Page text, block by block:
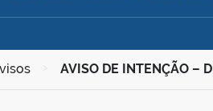
AVISO DE INTENÇÃO –